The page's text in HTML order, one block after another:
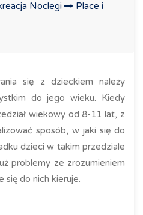
Noclegi
Place i
się z dzieckiem należy
do jego wieku. Kiedy
wiekowy od 8-11 lat, z
sposób, w jaki się do
dzieci w takim przedziale
problemy ze zrozumieniem
się do nich kieruje.